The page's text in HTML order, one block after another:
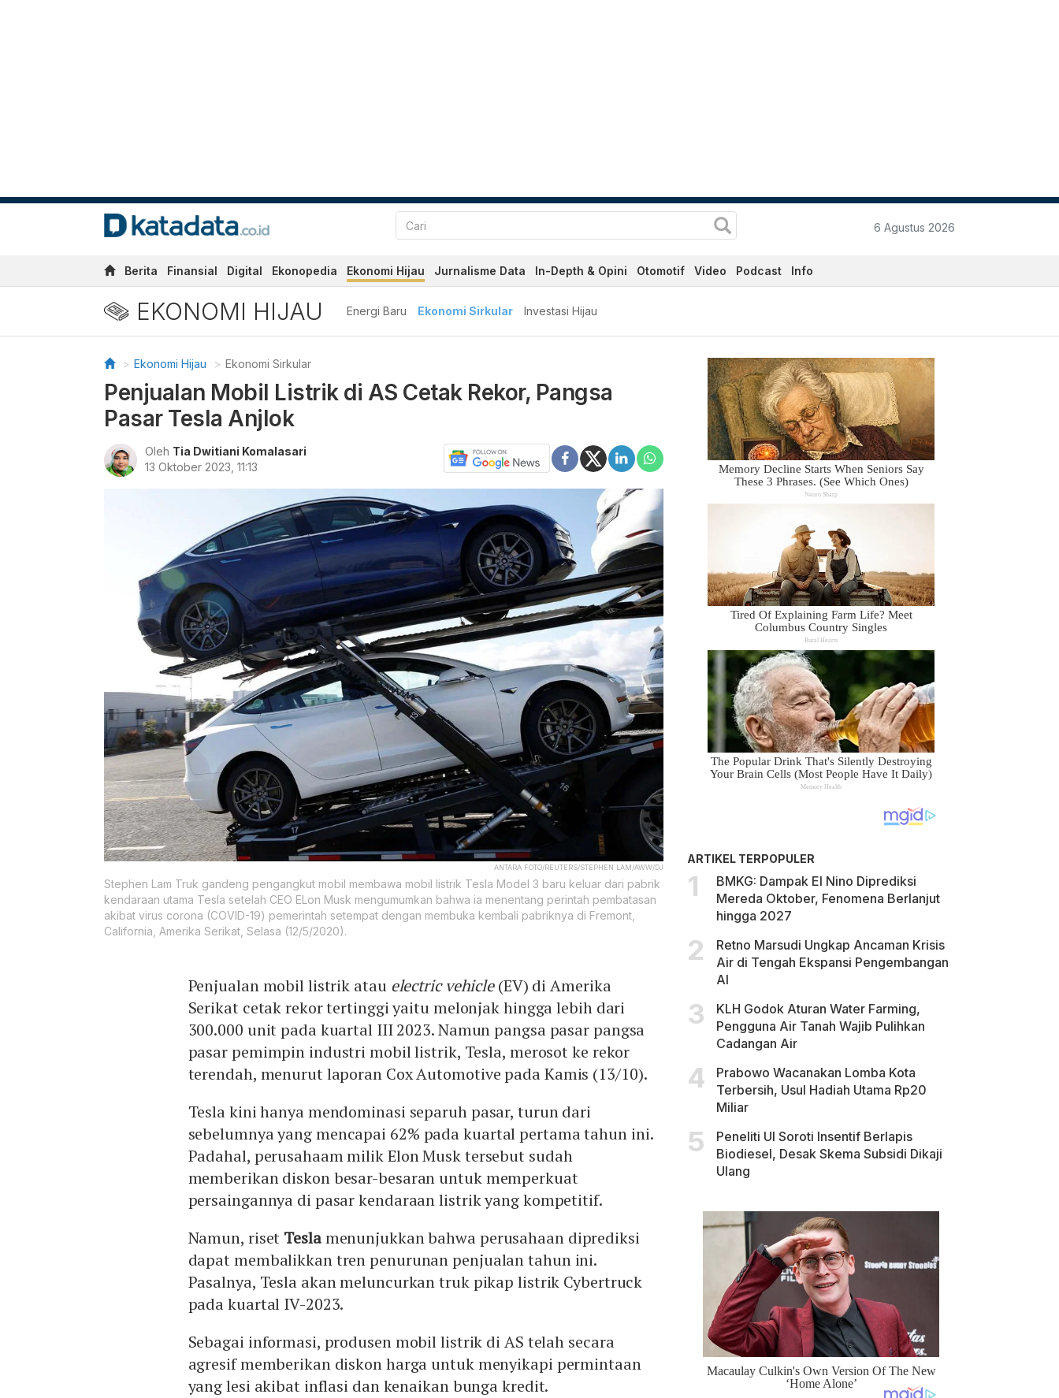
6 Agustus 2026
Berita Finansial Digital Ekonopedia Ekonomi Hijau Jurnalisme Data In-Depth & Opini Otomotif Video Podcast Info
EKONOMI HIJAU Energi Baru Ekonomi Sirkular Investasi Hijau
Ekonomi Hijau Ekonomi Sirkular
Penjualan Mobil Listrik di AS Cetak Rekor, Pangsa
Pasar Tesla Anjlok
Oleh Tia Dwitiani Komalasari
13 Oktober 2023, 11:13
ANTARA FOTO/REUTERS/STEPHEN LAM/AWW/DJ
Stephen Lam Truk gandeng pengangkut mobil membawa mobil listrik Tesla Model 3 baru keluar dari pabrik
kendaraan utama Tesla setelah CEO ELon Musk mengumumkan bahwa ia menentang perintah pembatasan
akibat virus corona (COVID-19) pemerintah setempat dengan membuka kembali pabriknya di Fremont,
California, Amerika Serikat, Selasa (12/5/2020).
Penjualan mobil listrik atauelectric vehicle(EV) di Amerika
Serikat cetak rekor tertinggi yaitu melonjak hingga lebih dari
300.000 unit pada kuartal III 2023. Namun pangsa pasar pangsa
pasar pemimpin industri mobil listrik, Tesla, merosot ke rekor
terendah, menurut laporan Cox Automotive pada Kamis (13/10).
Tesla kini hanya mendominasi separuh pasar, turun dari
sebelumnya yang mencapai 62% pada kuartal pertama tahun ini.
Padahal, perusahaam milik Elon Musk tersebut sudah
memberikan diskon besar-besaran untuk memperkuat
persaingannya di pasar kendaraan listrik yang kompetitif.
Namun, riset Teslamenunjukkan bahwa perusahaan diprediksi
dapat membalikkan tren penurunan penjualan tahun ini.
Pasalnya, Tesla akan meluncurkan truk pikap listrik Cybertruck
pada kuartal IV-2023.
Sebagai informasi, produsen mobil listrik di AS telah secara
agresif memberikan diskon harga untuk menyikapi permintaan
yang lesi akibat inflasi dan kenaikan bunga kredit.
ARTIKEL TERPOPULER
BMKG: Dampak El Nino Diprediksi
Mereda Oktober, Fenomena Berlanjut
hingga 2027
Retno Marsudi Ungkap Ancaman Krisis
Air di Tengah Ekspansi Pengembangan
AI
KLH Godok Aturan Water Farming,
Pengguna Air Tanah Wajib Pulihkan
Cadangan Air
Prabowo Wacanakan Lomba Kota
Terbersih, Usul Hadiah Utama Rp20
Miliar
Peneliti UI Soroti Insentif Berlapis
Biodiesel, Desak Skema Subsidi Dikaji
Ulang